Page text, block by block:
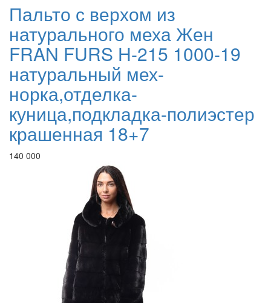
Пальто с верхом из
натурального меха Жен
FRAN FURS H-215 1000-19
натуральный мех-
норка,отделка-
куница,подкладка-полиэстер
крашенная 18+7
140 000